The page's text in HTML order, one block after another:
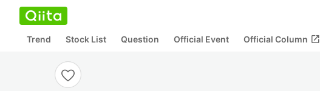
Trend Stock List Question Official Event Official Column open_in_new